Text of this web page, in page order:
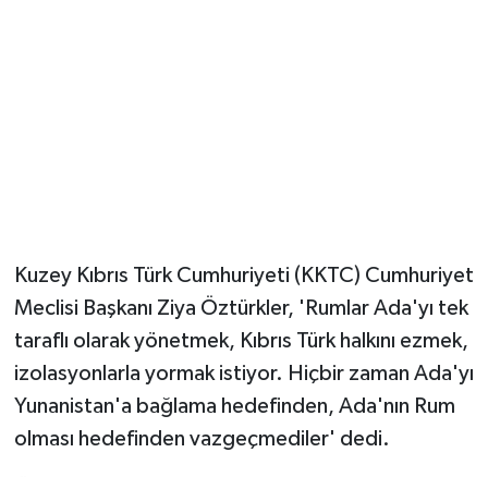
Kuzey Kıbrıs Türk Cumhuriyeti (KKTC) Cumhuriyet
Meclisi Başkanı Ziya Öztürkler, 'Rumlar Ada'yı tek
taraflı olarak yönetmek, Kıbrıs Türk halkını ezmek,
izolasyonlarla yormak istiyor. Hiçbir zaman Ada'yı
Yunanistan'a bağlama hedefinden, Ada'nın Rum
olması hedefinden vazgeçmediler' dedi.